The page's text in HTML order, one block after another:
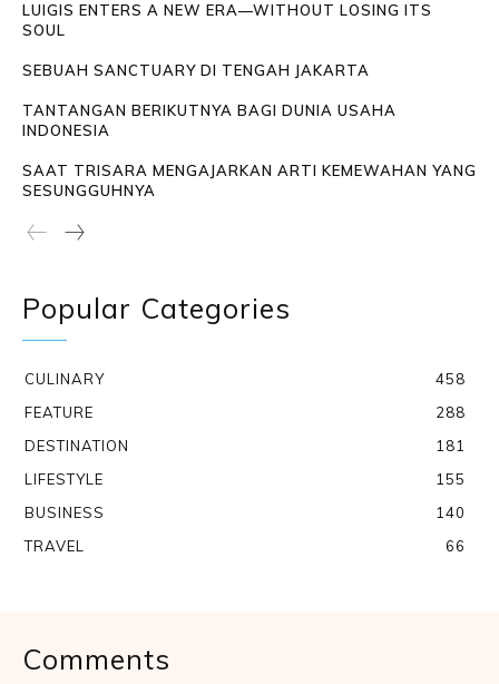
LUIGIS ENTERS A NEW ERA—WITHOUT LOSING ITS
SOUL
SEBUAH SANCTUARY DI TENGAH JAKARTA
TANTANGAN BERIKUTNYA BAGI DUNIA USAHA
INDONESIA
SAAT TRISARA MENGAJARKAN ARTI KEMEWAHAN YANG
SESUNGGUHNYA
Popular Categories
CULINARY
458
FEATURE
288
DESTINATION
181
LIFESTYLE
155
BUSINESS
140
TRAVEL
66
Comments